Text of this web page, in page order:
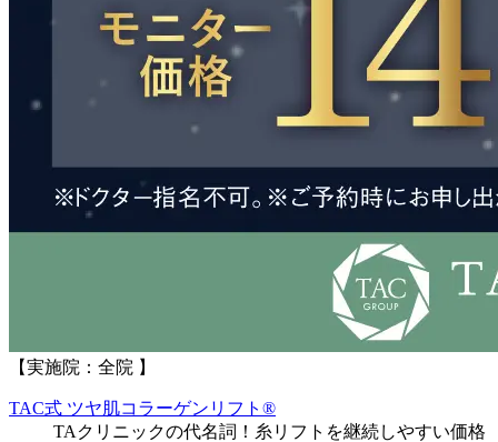
【実施院：全院 】
TAC式 ツヤ肌コラーゲンリフト®
TAクリニックの代名詞！糸リフトを継続しやすい価格